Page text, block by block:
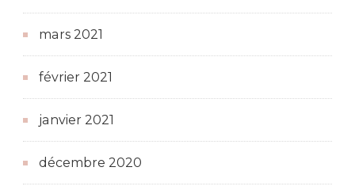
mars 2021
février 2021
janvier 2021
décembre 2020